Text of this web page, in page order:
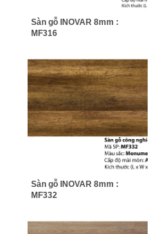
Sàn gỗ INOVAR 8mm :
MF316
Sàn gỗ INOVAR 8mm :
MF332